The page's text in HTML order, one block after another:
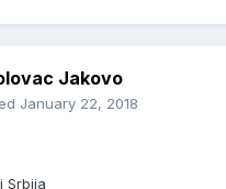
Jakovo
January 22, 2018
Srbija